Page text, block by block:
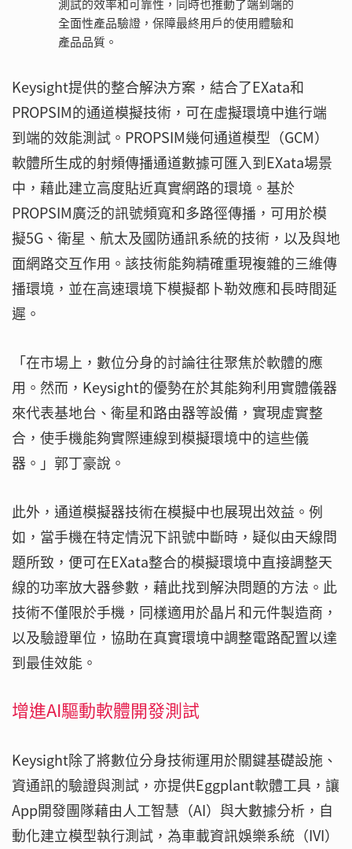
測試的效率和可靠性，同時也推動了端到端的
全面性產品驗證，保障最終用戶的使用體驗和
產品品質。
Keysight提供的整合解決方案，結合了EXata和
PROPSIM的通道模擬技術，可在虛擬環境中進行端
到端的效能測試。PROPSIM幾何通道模型（GCM）
軟體所生成的射頻傳播通道數據可匯入到EXata場景
中，藉此建立高度貼近真實網路的環境。基於
PROPSIM廣泛的訊號頻寬和多路徑傳播，可用於模
擬5G、衛星、航太及國防通訊系統的技術，以及與地
面網路交互作用。該技術能夠精確重現複雜的三維傳
播環境，並在高速環境下模擬都卜勒效應和長時間延
遲。
「在市場上，數位分身的討論往往聚焦於軟體的應
用。然而，Keysight的優勢在於其能夠利用實體儀器
來代表基地台、衛星和路由器等設備，實現虛實整
合，使手機能夠實際連線到模擬環境中的這些儀
器。」郭丁豪說。
此外，通道模擬器技術在模擬中也展現出效益。例
如，當手機在特定情況下訊號中斷時，疑似由天線問
題所致，便可在EXata整合的模擬環境中直接調整天
線的功率放大器參數，藉此找到解決問題的方法。此
技術不僅限於手機，同樣適用於晶片和元件製造商，
以及驗證單位，協助在真實環境中調整電路配置以達
到最佳效能。
增進AI驅動軟體開發測試
Keysight除了將數位分身技術運用於關鍵基礎設施、
資通訊的驗證與測試，亦提供Eggplant軟體工具，讓
App開發團隊藉由人工智慧（AI）與大數據分析，自
動化建立模型執行測試，為車載資訊娛樂系統（IVI）